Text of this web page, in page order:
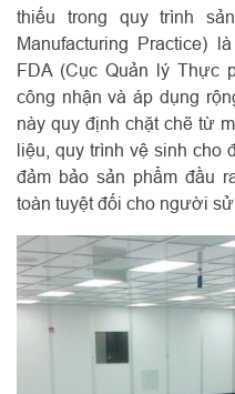
thiếu trong quy trình
Manufacturing Practice)
FDA (Cục Quản lý Thực
công nhận và áp dụng
này quy định chặt chẽ từ
liệu, quy trình vệ sinh cho
đảm bảo sản phẩm đầu
toàn tuyệt đối cho người sử